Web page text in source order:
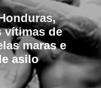
vítimas de
maras e
asilo